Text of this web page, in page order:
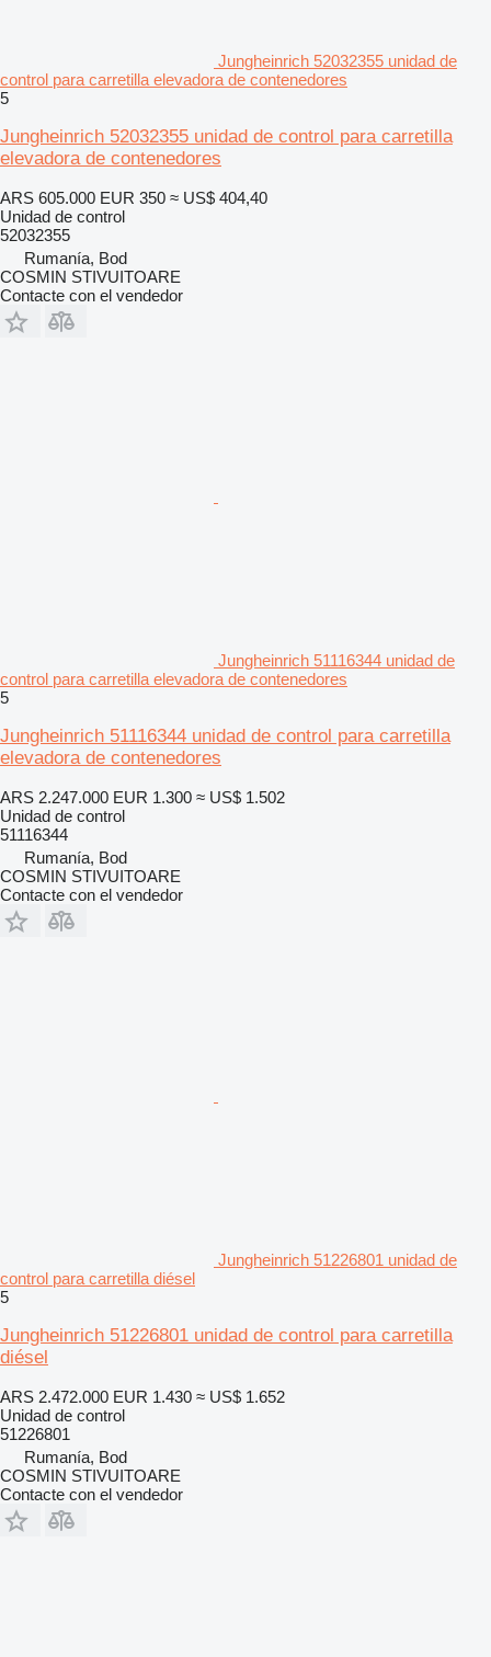
Jungheinrich 52032355 unidad de
control para carretilla elevadora de contenedores
5
Jungheinrich 52032355 unidad de control para carretilla
elevadora de contenedores
ARS 605.000 EUR 350 ≈ US$ 404,40
Unidad de control
52032355
Rumanía, Bod
COSMIN STIVUITOARE
Contacte con el vendedor
Jungheinrich 51116344 unidad de
control para carretilla elevadora de contenedores
5
Jungheinrich 51116344 unidad de control para carretilla
elevadora de contenedores
ARS 2.247.000 EUR 1.300 ≈ US$ 1.502
Unidad de control
51116344
Rumanía, Bod
COSMIN STIVUITOARE
Contacte con el vendedor
Jungheinrich 51226801 unidad de
control para carretilla diésel
5
Jungheinrich 51226801 unidad de control para carretilla
diésel
ARS 2.472.000 EUR 1.430 ≈ US$ 1.652
Unidad de control
51226801
Rumanía, Bod
COSMIN STIVUITOARE
Contacte con el vendedor